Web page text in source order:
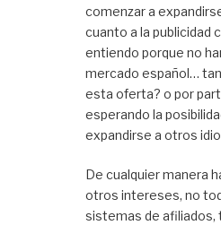
comenzar a
cuanto a la publicidad
entiendo porque no
mercado español…
esta oferta? o por
esperando la
expandirse a otros
De cualquier manera
otros intereses, no
sistemas de